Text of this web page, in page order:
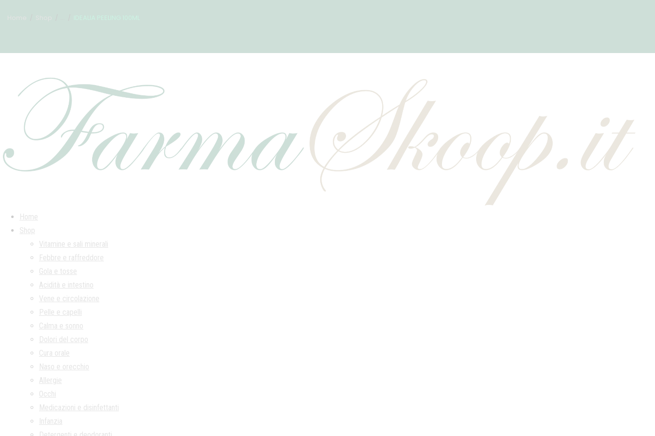
Home
Shop
Vitamine e sali minerali
Febbre e raffreddore
Gola e tosse
Acidità e intestino
Vene e circolazione
Pelle e capelli
Calma e sonno
Dolori del corpo
Cura orale
Naso e orecchio
Allergie
Occhi
Medicazioni e disinfettanti
Infanzia